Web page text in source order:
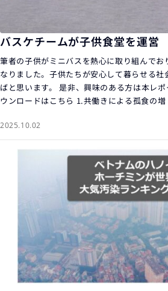
バスケチームが子供食堂を運営
筆者の子供がミニバスを熱心に取り組んでお
なりました。子供たちが安心して暮らせる
ばと思います。 是非、興味のある方は本レ
ウンロードはこちら 1.共働きによる孤食の増
2025.10.02